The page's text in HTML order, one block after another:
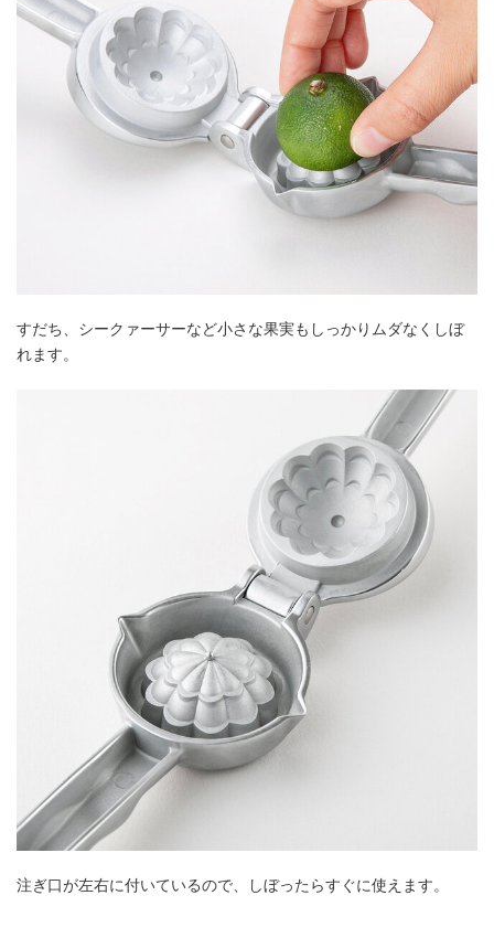
すだち、シークァーサーなど小さな果実もしっかりムダなくしぼ
れます。
注ぎ口が左右に付いているので、しぼったらすぐに使えます。